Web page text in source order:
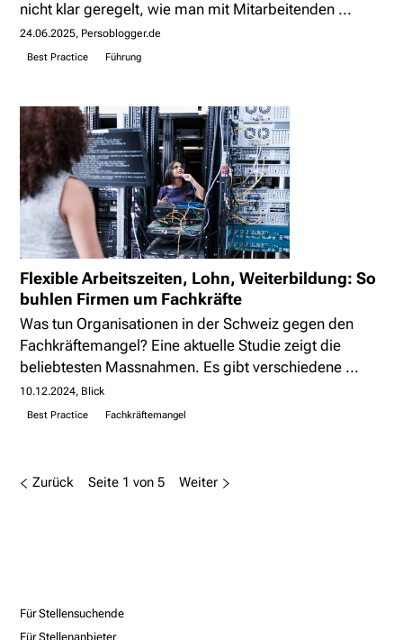
nicht klar geregelt, wie man mit Mitarbeitenden ...
24.06.2025 Persoblogger.de
Best Practice Führung
Flexible Arbeitszeiten, Lohn, Weiterbildung: So
buhlen Firmen um Fachkräfte
Was tun Organisationen in der Schweiz gegen den
Fachkräftemangel? Eine aktuelle Studie zeigt die
beliebtesten Massnahmen. Es gibt verschiedene ...
10.12.2024 Blick
Best Practice Fachkräftemangel
ZurückSeite 1 von 5 Weiter
Für Stellensuchende
Für Stellenanbieter